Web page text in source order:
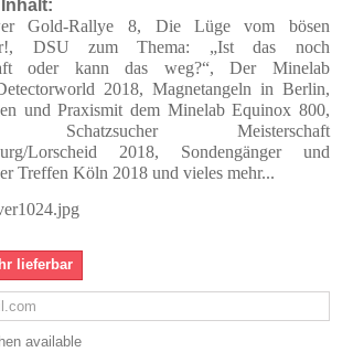
Gold-Rallye 8, Die Lüge vom bösen
, DSU
zum Thema: „Ist das noch
oder kann das weg?“, Der Minelab
2018, Magnetangeln in Berlin,
und Praxismit dem Minelab Equinox 800,
Schatzsucher Meisterschaft
Lorscheid 2018, Sondengänger und
Treffen Köln 2018 und vieles mehr...
lieferbar
available